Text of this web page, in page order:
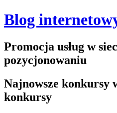
Blog
Promocja usług w
pozycjonowaniu
Najnowsze konkursy
konkursy